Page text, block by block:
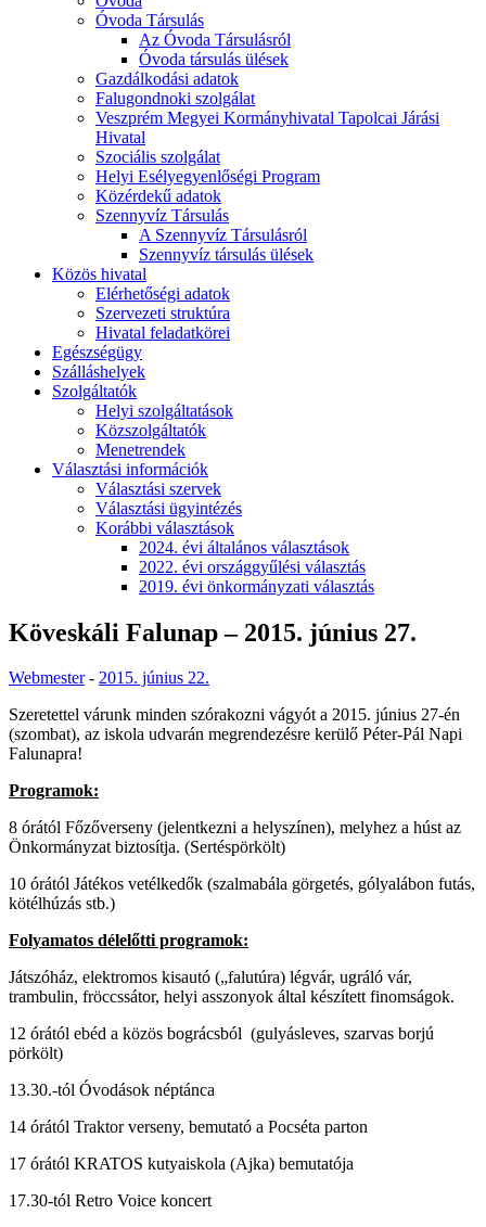
Óvoda Társulás
Az Óvoda Társulásról
Óvoda társulás ülések
Gazdálkodási adatok
Falugondnoki szolgálat
Veszprém Megyei Kormányhivatal Tapolcai Járási
Hivatal
Szociális szolgálat
Helyi Esélyegyenlőségi Program
Közérdekű adatok
Szennyvíz Társulás
A Szennyvíz Társulásról
Szennyvíz társulás ülések
Közös hivatal
Elérhetőségi adatok
Szervezeti struktúra
Hivatal feladatkörei
Egészségügy
Szálláshelyek
Szolgáltatók
Helyi szolgáltatások
Közszolgáltatók
Menetrendek
Választási információk
Választási szervek
Választási ügyintézés
Korábbi választások
2024. évi általános választások
2022. évi országgyűlési választás
2019. évi önkormányzati választás
Köveskáli Falunap – 2015. június 27.
Webmester- 2015. június 22.
Szeretettel várunk minden szórakozni vágyót a 2015. június 27-én
(szombat), az iskola udvarán megrendezésre kerülő Péter-Pál Napi
Falunapra!
Programok:
8 órától Főzőverseny (jelentkezni a helyszínen), melyhez a húst az
Önkormányzat biztosítja. (Sertéspörkölt)
10 órától Játékos vetélkedők (szalmabála görgetés, gólyalábon futás,
kötélhúzás stb.)
Folyamatos délelőtti programok:
Játszóház, elektromos kisautó („falutúra) légvár, ugráló vár,
trambulin, fröccssátor, helyi asszonyok által készített finomságok.
12 órától ebéd a közös bográcsból (gulyásleves, szarvas borjú
pörkölt)
13.30.-tól Óvodások néptánca
14 órától Traktor verseny, bemutató a Pocséta parton
17 órától KRATOS kutyaiskola (Ajka) bemutatója
17.30-tól Retro Voice koncert